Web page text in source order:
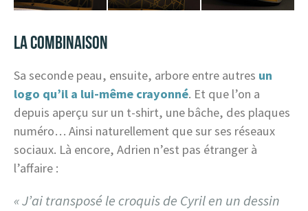
LA COMBINAISON
Sa seconde peau, ensuite, arbore entre autres un
logo qu’il a lui-même crayonné. Et que l’on a
depuis aperçu sur un t-shirt, une bâche, des plaques
numéro… Ainsi naturellement que sur ses réseaux
sociaux. Là encore, Adrien n’est pas étranger à
l’affaire :
« J’ai transposé le croquis de Cyril en un dessin